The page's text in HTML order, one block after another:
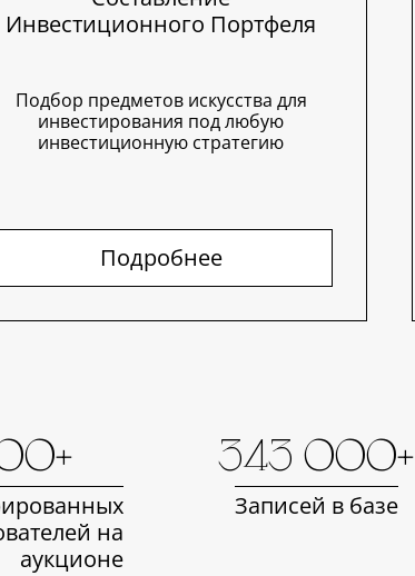
Инвестиционного Портфеля
Подбор предметов искусства для
инвестирования под любую
инвестиционную стратегию
Подробнее
на
аукционе
343 000+
Записей в базе